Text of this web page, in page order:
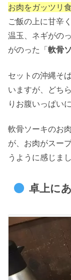
お肉をガッツリ
ご飯の上に甘辛
温玉、ネギがの
がのった「軟骨
セットの沖縄そ
いますが、どち
りお腹いっぱい
軟骨ソーキのお
が、お肉がスー
うように感じまし
卓上に